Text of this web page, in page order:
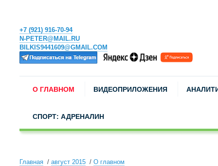
+7 (921) 916-70-94
N-PETER@MAIL.RU
BILKIS9441609@GMAIL.COM
О ГЛАВНОМ ВИДЕОПРИЛОЖЕНИЯ
СПОРТ: АДРЕНАЛИН
Главная август 2015 О главном